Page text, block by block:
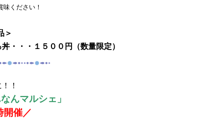
ください！
＞
・・・１５００円（数量限定）
！
んマルシェ」
催／